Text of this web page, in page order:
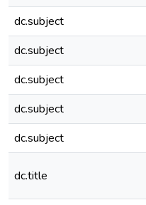
dc.subject
dc.subject
dc.subject
dc.subject
dc.subject
dc.title